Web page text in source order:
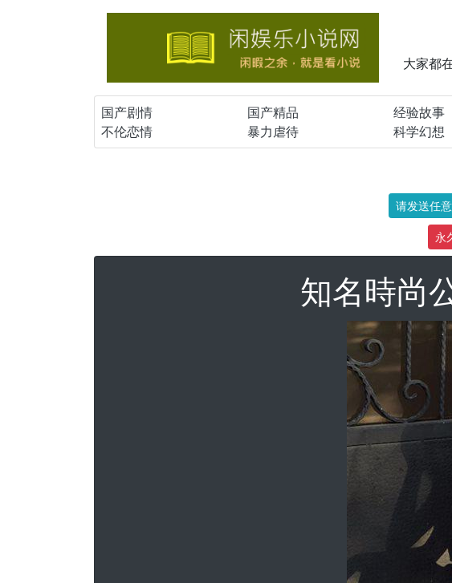
大家都
国产剧情 国产精品 经验故事
不伦恋情
暴力虐待 科学幻想
请发送任
永
知名時尚